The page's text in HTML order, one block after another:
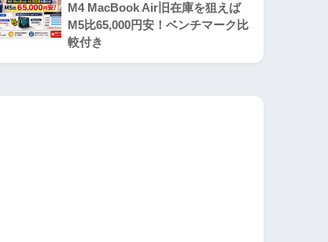
M4 MacBook Air旧在庫を狙えば
M5比65,000円安！ベンチマーク比
較付き